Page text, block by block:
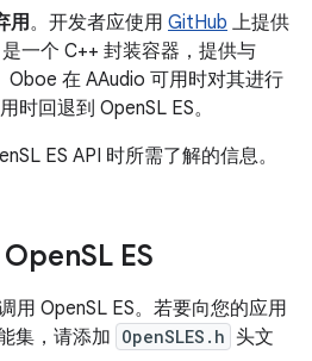
用。开发者应使用 GitHub 上提供
一个 C++ 封装容器，提供与
Oboe 在 AAudio 可用时对其进行
时回退到 OpenSL ES。
ES API 时所需了解的信息。
OpenSL ES
用 OpenSL ES。若要向您的应用
集，请添加 OpenSLES.h 头文